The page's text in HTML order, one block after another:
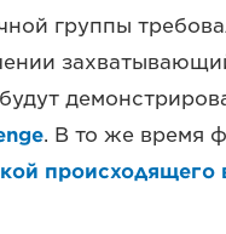
группы
. В то же время
происходящего